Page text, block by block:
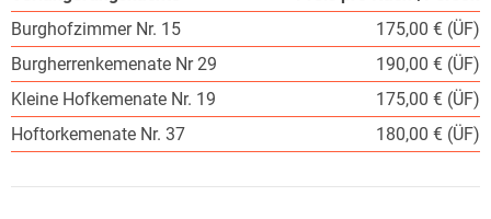
Burghofzimmer Nr. 15
175,00 € (ÜF)
Burgherrenkemenate Nr 29
190,00 € (ÜF)
Kleine Hofkemenate Nr. 19
175,00 € (ÜF)
Hoftorkemenate Nr. 37
180,00 € (ÜF)